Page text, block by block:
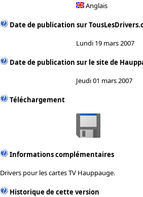
Anglais
Date de publication sur
Lundi 19 mars 2007
Date de publication sur le site de
Jeudi 01 mars 2007
Téléchargement
Informations complémentaires
Drivers pour les cartes TV Hauppauge.
Historique de cette version